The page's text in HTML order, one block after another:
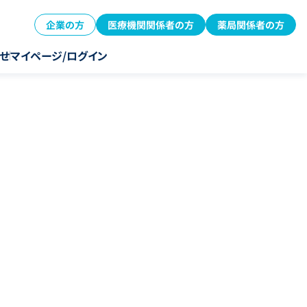
企業の方 医療機関関係者の方 薬局関係者の方
マイページ/ログイン